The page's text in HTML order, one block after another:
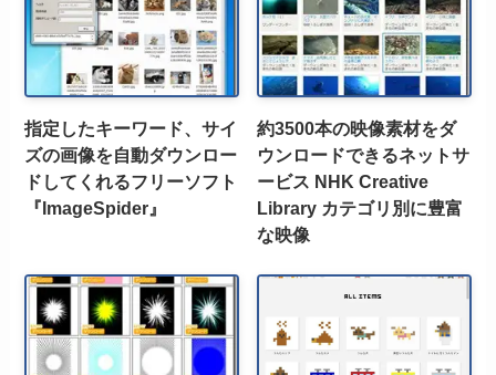
指定したキーワード、サイ
ズの画像を自動ダウンロー
ドしてくれるフリーソフト
『ImageSpider』
約3500本の映像素材をダ
ウンロードできるネットサ
ービス NHK Creative
Library カテゴリ別に豊富
な映像